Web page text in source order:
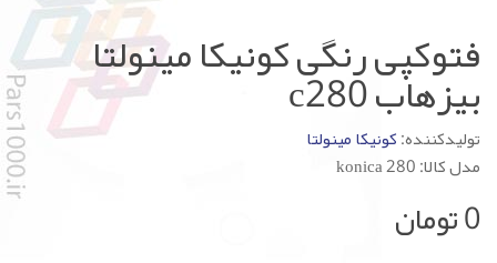
فتوکپی رنگی کونیکا مینولتا
بیزهاب c280
تولیدکننده:کونیکا مینولتا
مدل کالا: konica 280
0 تومان